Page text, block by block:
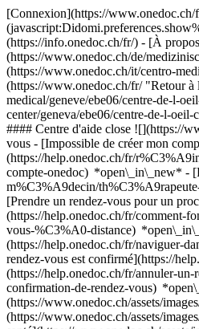
[Connexion](https://
(https://info.onedoc.ch/fr/) - [À
(https://www.onedoc.ch/de/
(https://www.onedoc.ch/it/centro-
(https://www.onedoc.ch/fr/ "Retour à
medical/geneve/ebe06/centre-de-l-
center/geneva/ebe06/centre-de-l-oeil-
#### Centre d'aide close ![](https://
vous - [Impossible de créer mon
(https://help.onedoc.ch/fr/
compte-onedoc) *open\_in\_new* -
m%C3%A9decin/
[Prendre un rendez-vous pour un
(https://help.onedoc.ch/fr/comment-
vous-%C3%A0-distance)
(https://help.onedoc.ch/fr/naviguer-